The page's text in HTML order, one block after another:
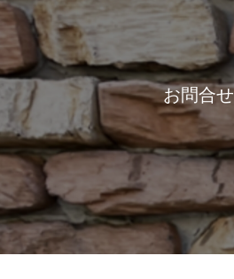
お問合せ